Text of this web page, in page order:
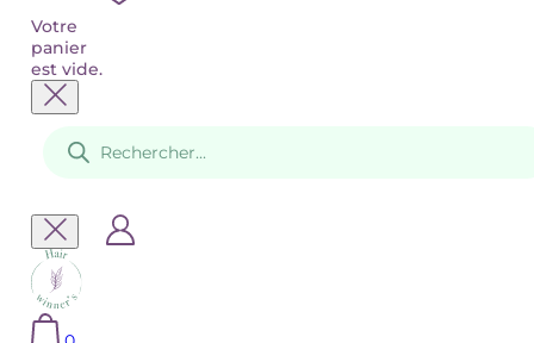
Votre
panier
est vide.
produits